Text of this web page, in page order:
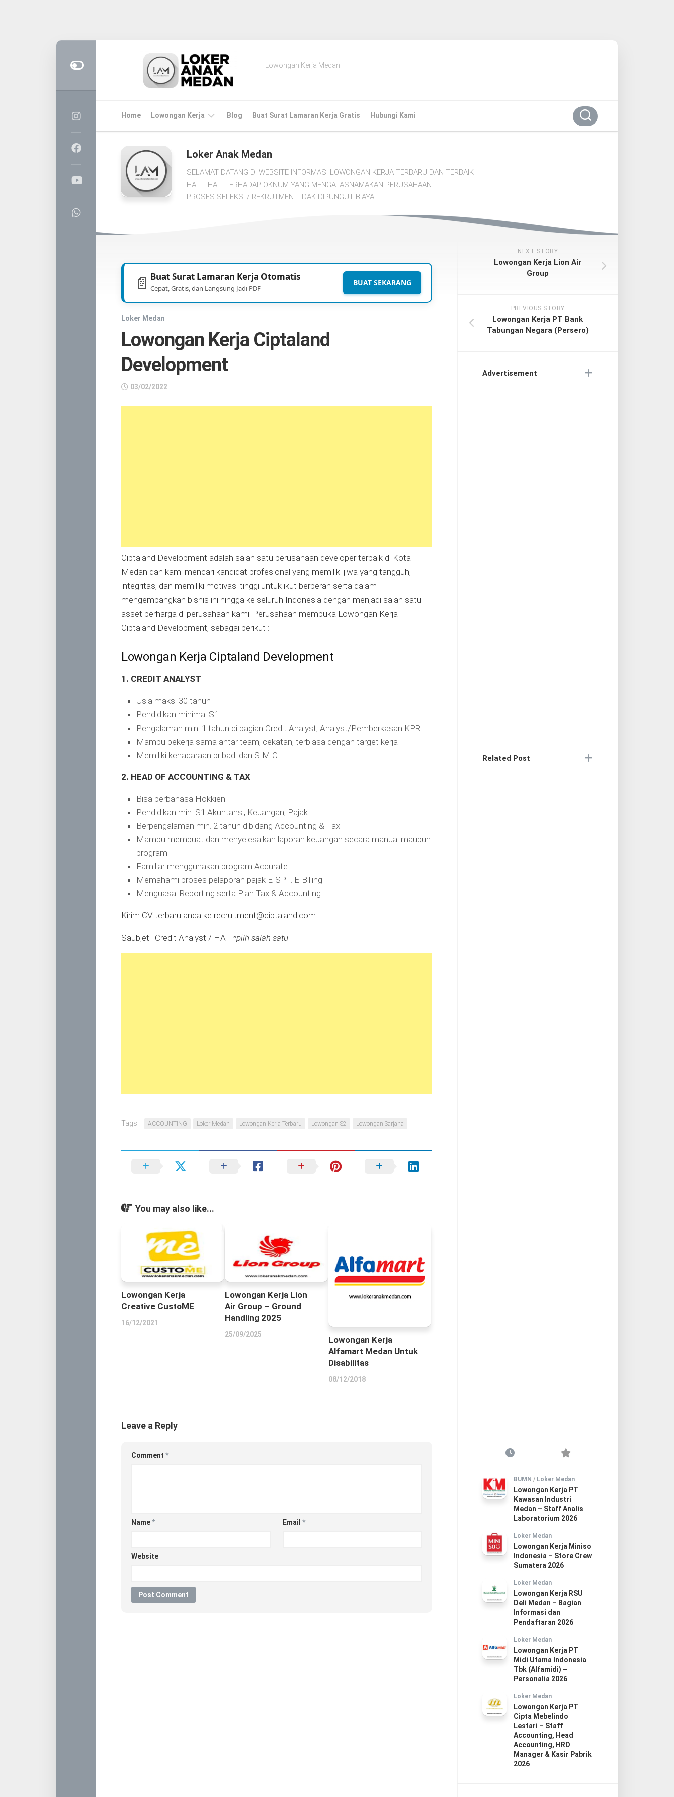
Lowongan Kerja Medan
Home Lowongan Kerja
MEDAN
CPNS
PPPK
Blog Buat Surat Lamaran Kerja Gratis Hubungi Kami
Loker Anak Medan
SELAMAT DATANG DI WEBSITE INFORMASI LOWONGAN KERJA TERBARU DAN TERBAIK
HATI - HATI TERHADAP OKNUM YANG MENGATASNAMAKAN PERUSAHAAN.
PROSES SELEKSI / REKRUTMEN TIDAK DIPUNGUT BIAYA
📄 Buat Surat Lamaran Kerja Otomatis
Cepat, Gratis, dan Langsung Jadi PDF
BUAT SEKARANG
Loker Medan
Lowongan Kerja Ciptaland
Development
03/02/2022
Ciptaland Development adalah salah satu perusahaan developer terbaik di Kota
Medan dan kami mencari kandidat profesional yang memiliki jiwa yang tangguh,
integritas, dan memiliki motivasi tinggi untuk ikut berperan serta dalam
mengembangkan bisnis ini hingga ke seluruh Indonesia dengan menjadi salah satu
asset berharga di perusahaan kami. Perusahaan membuka Lowongan Kerja
Ciptaland Development, sebagai berikut :
Lowongan Kerja Ciptaland Development
1. CREDIT ANALYST
Usia maks. 30 tahun
Pendidikan minimal S1
Pengalaman min. 1 tahun di bagian Credit Analyst, Analyst/Pemberkasan KPR
Mampu bekerja sama antar team, cekatan, terbiasa dengan target kerja
Memiliki kenadaraan pribadi dan SIM C
2. HEAD OF ACCOUNTING & TAX
Bisa berbahasa Hokkien
Pendidikan min. S1 Akuntansi, Keuangan, Pajak
Berpengalaman min. 2 tahun dibidang Accounting & Tax
Mampu membuat dan menyelesaikan laporan keuangan secara manual maupun
program
Familiar menggunakan program Accurate
Memahami proses pelaporan pajak E-SPT. E-Billing
Menguasai Reporting serta Plan Tax & Accounting
Kirim CV terbaru anda ke recruitment@ciptaland.com
Saubjet : Credit Analyst / HAT *pilh salah satu
Tags: ACCOUNTING Loker Medan Lowongan Kerja Terbaru Lowongan S2 Lowongan Sarjana
You may also like...
Lowongan Kerja
Creative CustoME
16/12/2021
Lowongan Kerja Lion
Air Group – Ground
Handling 2025
25/09/2025
Lowongan Kerja
Alfamart Medan Untuk
Disabilitas
08/12/2018
Leave a Reply
Comment *
Name* Email *
Website
NEXT STORY
Lowongan Kerja Lion Air
Group
PREVIOUS STORY
Lowongan Kerja PT Bank
Tabungan Negara (Persero)
Advertisement
Related Post
BUMN / Loker Medan
Lowongan Kerja PT
Kawasan Industri
Medan – Staff Analis
Laboratorium 2026
Loker Medan
Lowongan Kerja Miniso
Indonesia – Store Crew
Sumatera 2026
Loker Medan
Lowongan Kerja RSU
Deli Medan – Bagian
Informasi dan
Pendaftaran 2026
Loker Medan
Lowongan Kerja PT
Midi Utama Indonesia
Tbk (Alfamidi) –
Personalia 2026
Loker Medan
Lowongan Kerja PT
Cipta Mebelindo
Lestari – Staff
Accounting, Head
Accounting, HRD
Manager & Kasir Pabrik
2026